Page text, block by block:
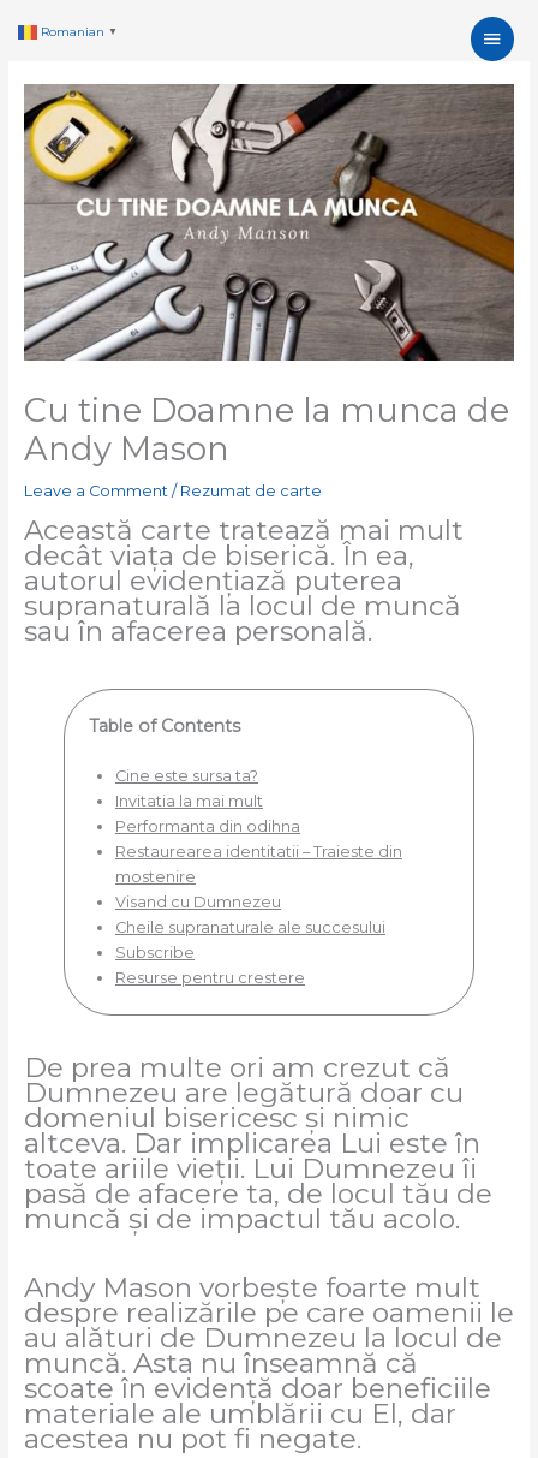
Main
Cu tine Doamne la munca de
Andy Mason
Leave a Comment / Rezumat de carte
Această carte tratează mai mult
decât viața de biserică. În ea,
autorul evidențiază puterea
supranaturală la locul de muncă
sau în afacerea personală.
Table of Contents
Cine este sursa ta?
Invitatia la mai mult
Performanta din odihna
Restaurearea identitatii – Traieste din
mostenire
Visand cu Dumnezeu
Cheile supranaturale ale succesului
Subscribe
Resurse pentru crestere
De prea multe ori am crezut că
Dumnezeu are legătură doar cu
domeniul bisericesc și nimic
altceva. Dar implicarea Lui este în
toate ariile vieții. Lui Dumnezeu îi
pasă de afacere ta, de locul tău de
muncă și de impactul tău acolo.
Andy Mason vorbește foarte mult
despre realizările pe care oamenii le
au alături de Dumnezeu la locul de
muncă. Asta nu înseamnă că
scoate în evidență doar beneficiile
materiale ale umblării cu El, dar
acestea nu pot fi negate.
Romanian ▼